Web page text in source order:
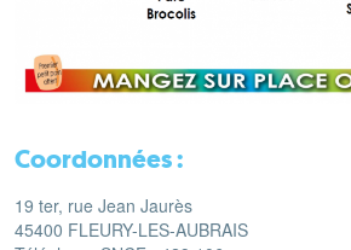
Coordonnées :
19 ter, rue Jean Jaurès
45400 FLEURY-LES-AUBRAIS